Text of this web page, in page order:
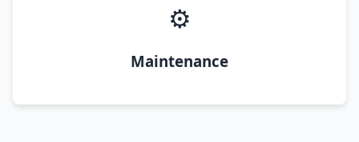
⚙️
Maintenance